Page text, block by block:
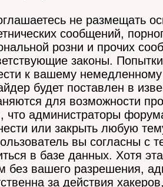
не размещать
сообщений,
розни и прочих
законы.
к вашему
будет поставлен в
для возможности
что администраторы
или закрыть любую
вы согласны с
в базе данных. Хотя
без вашего разрешения,
за действия